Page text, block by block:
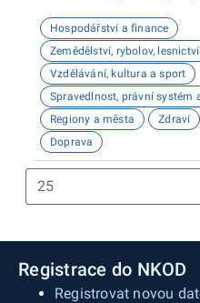
Hospodářství a finance
Zemědělství, rybolov,
Vzdělávání, kultura a sport
Spravedlnost, právní systém
Regiony a města
Zdraví
Doprava
Registrace do NKOD
Registrovat novou